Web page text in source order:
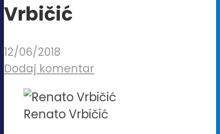
Vrbičić
12/06/2018
Dodaj komentar
Renato Vrbičić